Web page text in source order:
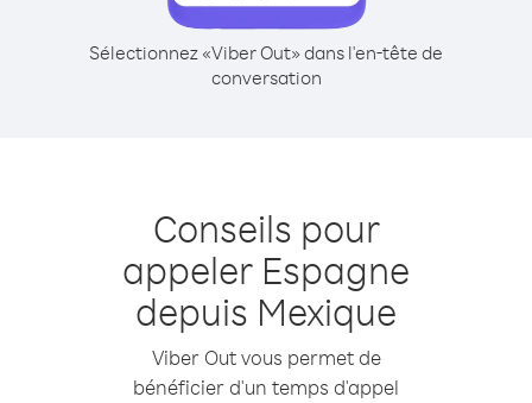
Sélectionnez «Viber Out» dans l'en-tête de
conversation
Conseils pour
appeler Espagne
depuis Mexique
Viber Out vous permet de
bénéficier d'un temps d'appel